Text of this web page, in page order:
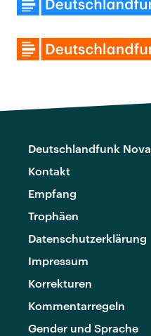
Deutschlandfunk Nova
Kontakt
Empfang
Trophäen
Datenschutzerklärung
Impressum
Korrekturen
Kommentarregeln
Gender und Sprache